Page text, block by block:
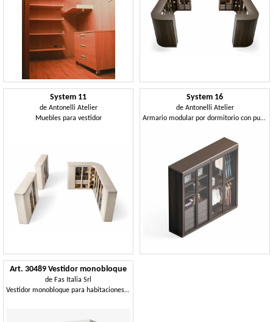
System 11
de Antonelli Atelier
Muebles para vestidor
System 16
de Antonelli Atelier
Armario modular por dormitorio con puertas de vidrio
Art. 30489 Vestidor monobloque
de Fas Italia Srl
Vestidor monobloque para habitaciones de hotel